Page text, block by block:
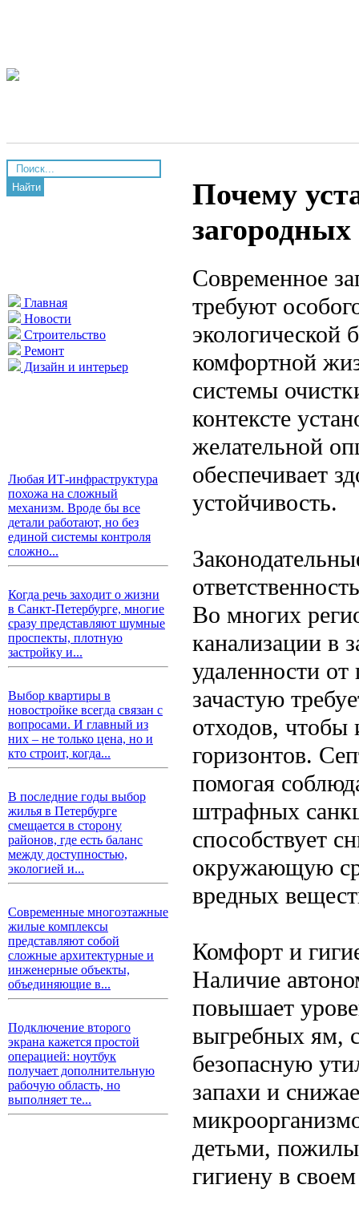
Найти
Главная
Новости
Строительство
Ремонт
Дизайн и интерьер
Любая ИТ-инфраструктура
похожа на сложный
механизм. Вроде бы все
детали работают, но без
единой системы контроля
сложно...
Когда речь заходит о жизни
в Санкт-Петербурге, многие
сразу представляют шумные
проспекты, плотную
застройку и...
Выбор квартиры в
новостройке всегда связан с
вопросами. И главный из
них – не только цена, но и
кто строит, когда...
В последние годы выбор
жилья в Петербурге
смещается в сторону
районов, где есть баланс
между доступностью,
экологией и...
Современные многоэтажные
жилые комплексы
представляют собой
сложные архитектурные и
инженерные объекты,
объединяющие в...
Подключение второго
экрана кажется простой
операцией: ноутбук
получает дополнительную
рабочую область, но
выполняет те...
Почему
загородных
Современное
требуют
экологической
комфортной
системы
контексте
желательной
обеспечивает
устойчивость.
ответственность
Во многих
канализации в
удаленности от
зачастую
отходов, чтобы
горизонтов.
помогая
штрафных
способствует
окружающую
вредных
Комфорт и
Наличие
повышает
выгребных ям,
безопасную
запахи и
детьми,
гигиену в